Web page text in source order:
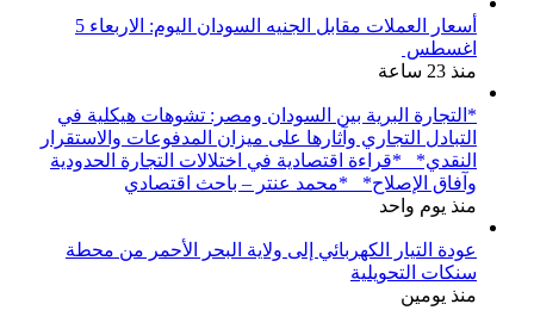
أسعار العملات مقابل الجنيه السودان اليوم: الاربعاء 5
اغسطس
منذ 23 ساعة
*التجارة البرية بين السودان ومصر: تشوهات هيكلية في
التبادل التجاري وآثارها على ميزان المدفوعات والاستقرار
النقدي* *قراءة اقتصادية في اختلالات التجارة الحدودية
وآفاق الإصلاح* *محمد عنتر – باحث اقتصادي
منذ يوم واحد
عودة التيار الكهربائي إلى ولاية البحر الأحمر من محطة
سنكات التحويلية
منذ يومين